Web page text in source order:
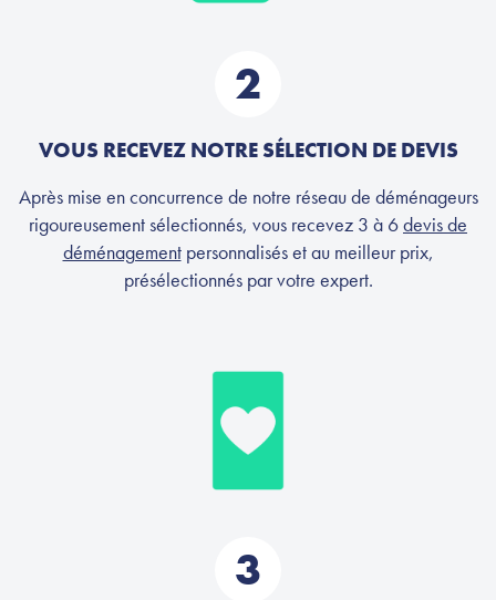
2
VOUS RECEVEZ NOTRE SÉLECTION DE DEVIS
Après mise en concurrence de notre réseau de déménageurs
rigoureusement sélectionnés, vous recevez 3 à 6devis de
déménagementpersonnalisés et au meilleur prix,
présélectionnés par votre expert.
3